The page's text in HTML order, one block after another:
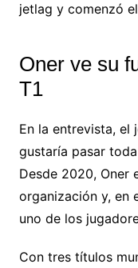
jetlag y comenzó
Oner ve su
T1
En la entrevista, el
gustaría pasar
Desde 2020, Oner
organización y, en
uno de los
Con tres títulos